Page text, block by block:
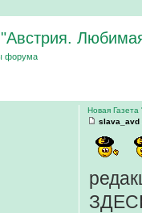
форума
Новая
slava_avd